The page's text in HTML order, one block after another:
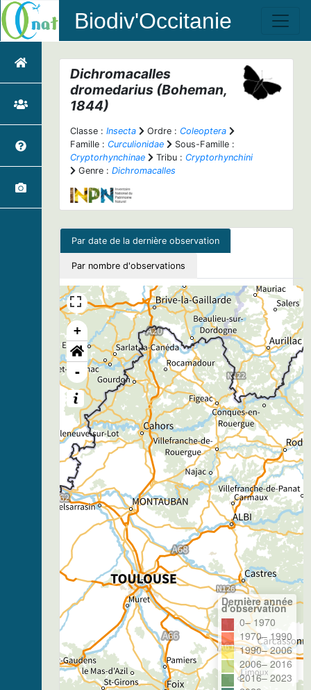
Biodiv'Occitanie
Dichromacalles
dromedarius (Boheman,
1844)
Classe : Insecta Ordre : Coleoptera
Famille : Curculionidae
Sous-Famille :
Cryptorhynchinae
Tribu : Cryptorhynchini
Genre : Dichromacalles
Par date de la dernière observation
Par nombre d'observations
+
-
Dernière année
d'observation
0– 1970
1970– 1990
1990– 2006
2006– 2016
2016– 2023